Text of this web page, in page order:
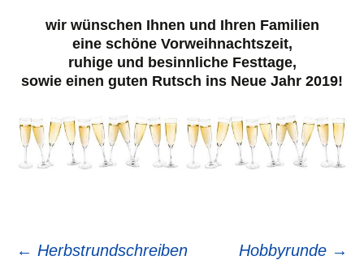
wir wünschen Ihnen und Ihren Familien
eine schöne Vorweihnachtszeit,
ruhige und besinnliche Festtage,
sowie einen guten Rutsch ins Neue Jahr 2019!
Beitragsnavigation
← Herbstrundschreiben Hobbyrunde →